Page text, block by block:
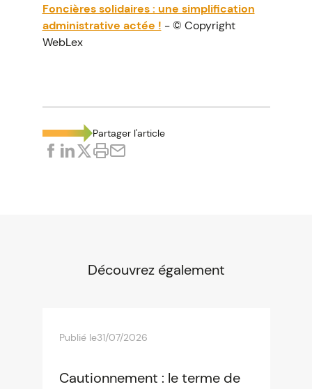
Foncières solidaires : une simplification
administrative actée ! - © Copyright
WebLex
Partager l'article
Découvrez également
Publié le31/07/2026
Cautionnement : le terme de